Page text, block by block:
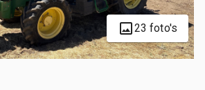
23 foto's